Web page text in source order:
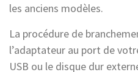
les anciens modèles.
La procédure de
l’adaptateur au port de
USB ou le disque dur